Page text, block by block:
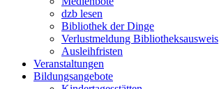
dzb lesen
Bibliothek der Dinge
Verlustmeldung Bibliotheksausweis
Ausleihfristen
Veranstaltungen
Bildungsangebote